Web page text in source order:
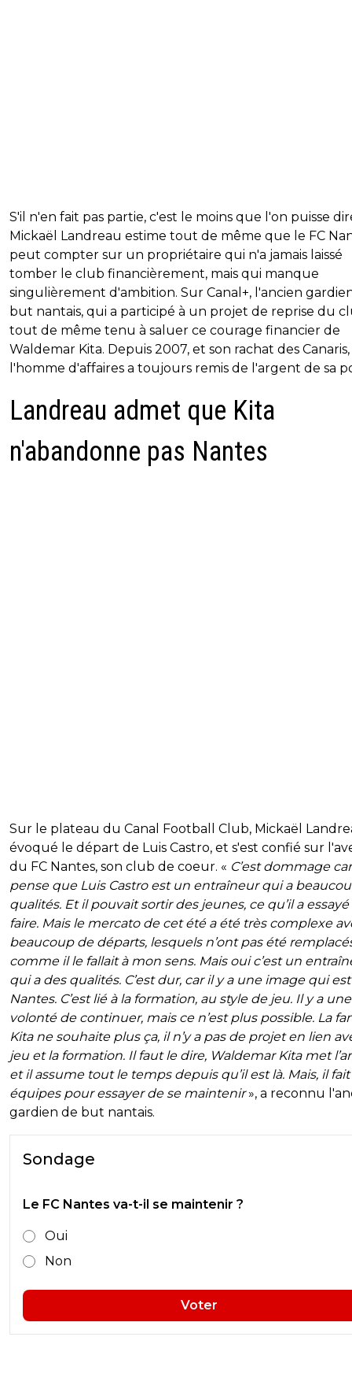
S'il n'en fait pas partie, c'est le moins que l'on puisse
Mickaël Landreau estime tout de même que le FC
peut compter sur un propriétaire qui n'a jamais laissé
tomber le club financièrement, mais qui manque
singulièrement d'ambition. Sur Canal+, l'ancien
but nantais, qui a participé à un projet de reprise du
tout de même tenu à saluer ce courage financier de
Waldemar Kita. Depuis 2007, et son rachat des Canaris,
l'homme d'affaires a toujours remis de l'argent de sa
Landreau admet que Kita
n'abandonne pas Nantes
Sur le plateau du Canal Football Club, Mickaël
évoqué le départ de Luis Castro, et s'est confié sur
du FC Nantes, son club de coeur. « C’est dommage
pense que Luis Castro est un entraîneur qui a
qualités. Et il pouvait sortir des jeunes, ce qu’il a
faire. Mais le mercato de cet été a été très complexe
beaucoup de départs, lesquels n’ont pas été
comme il le fallait à mon sens. Mais oui c’est un
qui a des qualités. C’est dur, car il y a une image qui
Nantes. C’est lié à la formation, au style de jeu. Il y a une
volonté de continuer, mais ce n’est plus possible. La
Kita ne souhaite plus ça, il n’y a pas de projet en lien
jeu et la formation. Il faut le dire, Waldemar Kita met
et il assume tout le temps depuis qu’il est là. Mais, il
équipes pour essayer de se maintenir», a reconnu
gardien de but nantais.
Sondage
Le FC Nantes va-t-il se maintenir ?
Oui
Non
Voter